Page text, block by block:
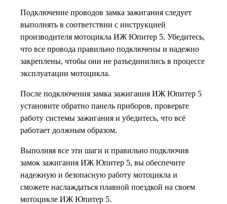
Подключение проводов замка зажигания следует
выполнять в соответствии с инструкцией
производителя мотоцикла ИЖ Юпитер 5. Убедитесь,
что все провода правильно подключены и надежно
закреплены, чтобы они не разъединились в процессе
эксплуатации мотоцикла.
После подключения замка зажигания ИЖ Юпитер 5
установите обратно панель приборов, проверьте
работу системы зажигания и убедитесь, что всё
работает должным образом.
Выполняя все эти шаги и правильно подключив
замок зажигания ИЖ Юпитер 5, вы обеспечите
надежную и безопасную работу мотоцикла и
сможете наслаждаться плавной поездкой на своем
мотоцикле ИЖ Юпитер 5.